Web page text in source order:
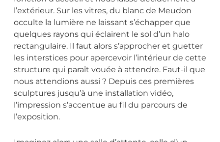
l’extérieur. Sur les vitres, du blanc de Meudon
occulte la lumière ne laissant s’échapper que
quelques rayons qui éclairent le sol d’un halo
rectangulaire. Il faut alors s’approcher et guetter
les interstices pour apercevoir l’intérieur de cette
structure qui paraît vouée à attendre. Faut-il que
nous attendions aussi ? Depuis ces premières
sculptures jusqu’à une installation vidéo,
l’impression s’accentue au fil du parcours de
l’exposition.